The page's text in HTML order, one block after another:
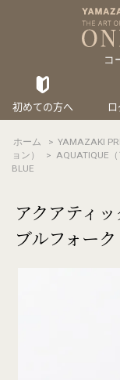
コ
初めての方へ
ホーム > YAMAZAKI
ョン）
> AQUATIQUE
BLUE
アクアティ
ブルフォーク